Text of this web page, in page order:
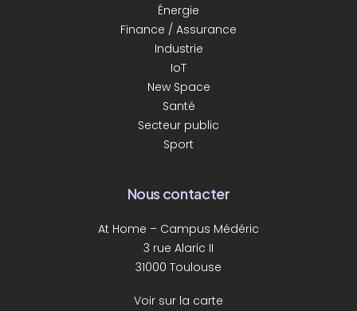
Énergie
Finance / Assurance
Industrie
IoT
New Space
Santé
Secteur public
Sport
Nous contacter
At Home – Campus Médéric
3 rue Alaric II
31000 Toulouse
Voir sur la carte